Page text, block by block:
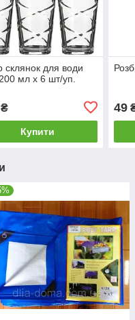
склянок для води
мл х 6 шт/уп.
Купити
49